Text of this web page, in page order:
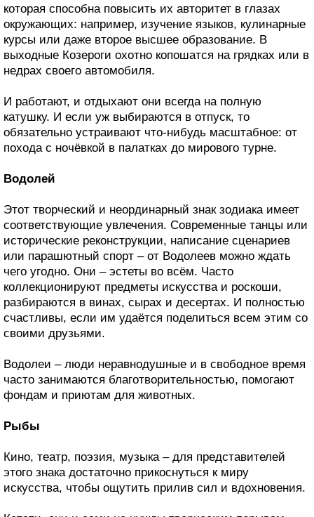
которая способна повысить их авторитет в глазах
окружающих: например, изучение языков, кулинарные
курсы или даже второе высшее образование. В
выходные Козероги охотно копошатся на грядках или в
недрах своего автомобиля.
И работают, и отдыхают они всегда на полную
катушку. И если уж выбираются в отпуск, то
обязательно устраивают что-нибудь масштабное: от
похода с ночёвкой в палатках до мирового турне.
Водолей
Этот творческий и неординарный знак зодиака имеет
соответствующие увлечения. Современные танцы или
исторические реконструкции, написание сценариев
или парашютный спорт – от Водолеев можно ждать
чего угодно. Они – эстеты во всём. Часто
коллекционируют предметы искусства и роскоши,
разбираются в винах, сырах и десертах. И полностью
счастливы, если им удаётся поделиться всем этим со
своими друзьями.
Водолеи – люди неравнодушные и в свободное время
часто занимаются благотворительностью, помогают
фондам и приютам для животных.
Рыбы
Кино, театр, поэзия, музыка – для представителей
этого знака достаточно прикоснуться к миру
искусства, чтобы ощутить прилив сил и вдохновения.